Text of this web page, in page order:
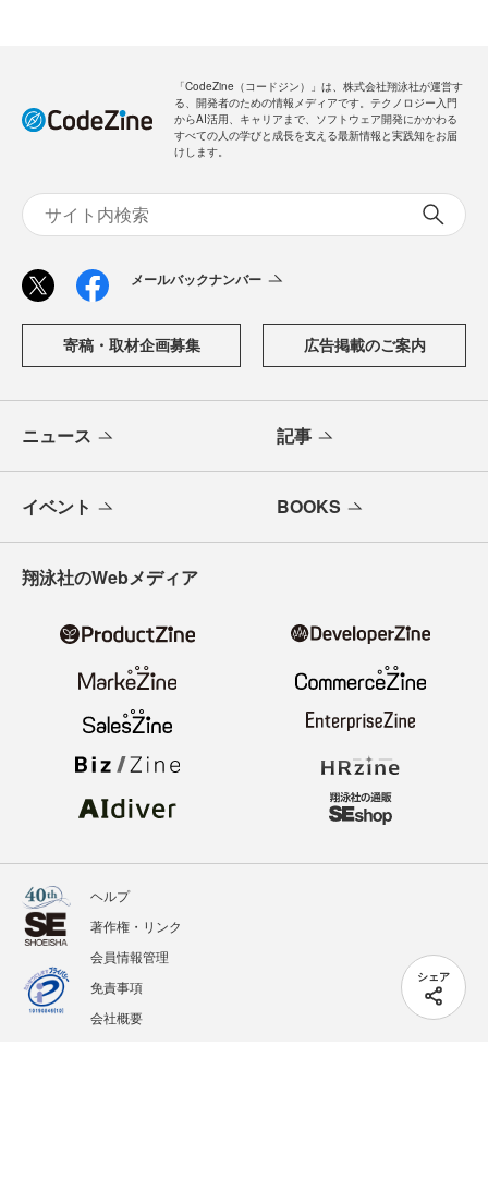
シェア
「CodeZine（コードジン）」は、株式会社翔泳社が運営す
る、開発者のための情報メディアです。テクノロジー入門
からAI活用、キャリアまで、ソフトウェア開発にかかわる
すべての人の学びと成長を支える最新情報と実践知をお届
けします。
メールバックナンバー
寄稿・取材企画募集 広告掲載のご案内
ニュース 記事
イベント BOOKS
翔泳社のWebメディア
ヘルプ
著作権・リンク
会員情報管理
免責事項
会社概要